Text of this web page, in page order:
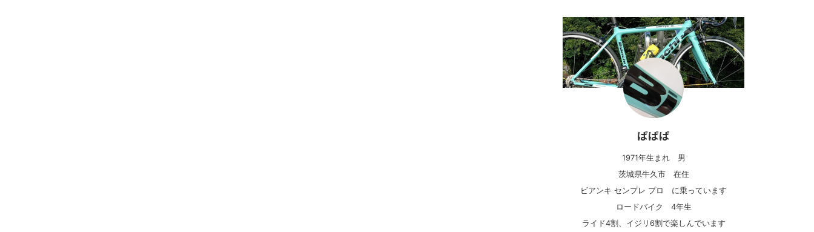
ぱぱぱ
1971年生まれ 男
茨城県牛久市 在住
ビアンキ センプレ プロ に乗っています
ロードバイク 4年生
ライド4割、イジリ6割で楽しんでいます